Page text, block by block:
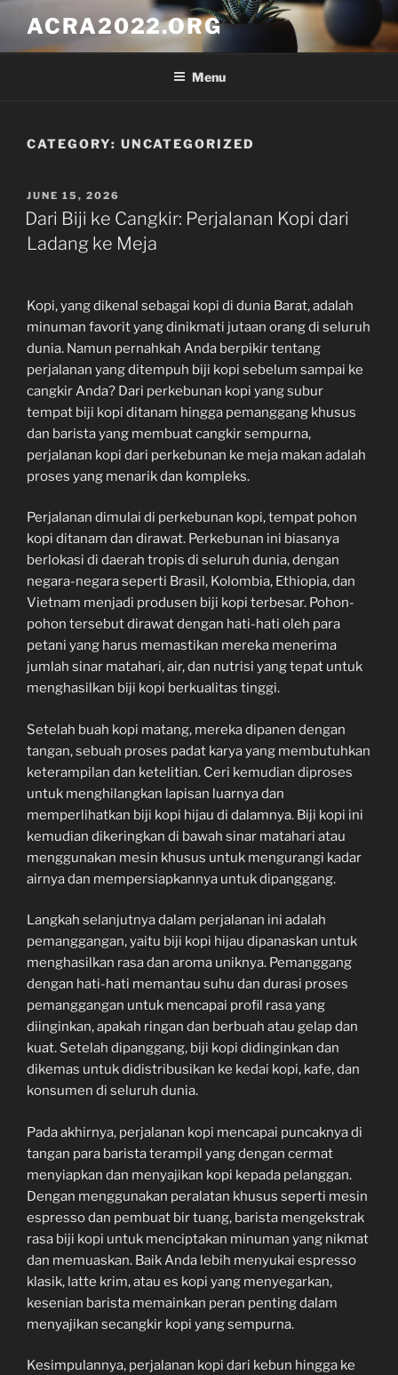
content
ACRA2022.ORG
Menu
CATEGORY: UNCATEGORIZED
POSTED
ON
JUNE 15, 2026
Dari Biji ke Cangkir: Perjalanan Kopi dari
Ladang ke Meja
Kopi, yang dikenal sebagai kopi di dunia Barat, adalah
minuman favorit yang dinikmati jutaan orang di seluruh
dunia. Namun pernahkah Anda berpikir tentang
perjalanan yang ditempuh biji kopi sebelum sampai ke
cangkir Anda? Dari perkebunan kopi yang subur
tempat biji kopi ditanam hingga pemanggang khusus
dan barista yang membuat cangkir sempurna,
perjalanan kopi dari perkebunan ke meja makan adalah
proses yang menarik dan kompleks.
Perjalanan dimulai di perkebunan kopi, tempat pohon
kopi ditanam dan dirawat. Perkebunan ini biasanya
berlokasi di daerah tropis di seluruh dunia, dengan
negara-negara seperti Brasil, Kolombia, Ethiopia, dan
Vietnam menjadi produsen biji kopi terbesar. Pohon-
pohon tersebut dirawat dengan hati-hati oleh para
petani yang harus memastikan mereka menerima
jumlah sinar matahari, air, dan nutrisi yang tepat untuk
menghasilkan biji kopi berkualitas tinggi.
Setelah buah kopi matang, mereka dipanen dengan
tangan, sebuah proses padat karya yang membutuhkan
keterampilan dan ketelitian. Ceri kemudian diproses
untuk menghilangkan lapisan luarnya dan
memperlihatkan biji kopi hijau di dalamnya. Biji kopi ini
kemudian dikeringkan di bawah sinar matahari atau
menggunakan mesin khusus untuk mengurangi kadar
airnya dan mempersiapkannya untuk dipanggang.
Langkah selanjutnya dalam perjalanan ini adalah
pemanggangan, yaitu biji kopi hijau dipanaskan untuk
menghasilkan rasa dan aroma uniknya. Pemanggang
dengan hati-hati memantau suhu dan durasi proses
pemanggangan untuk mencapai profil rasa yang
diinginkan, apakah ringan dan berbuah atau gelap dan
kuat. Setelah dipanggang, biji kopi didinginkan dan
dikemas untuk didistribusikan ke kedai kopi, kafe, dan
konsumen di seluruh dunia.
Pada akhirnya, perjalanan kopi mencapai puncaknya di
tangan para barista terampil yang dengan cermat
menyiapkan dan menyajikan kopi kepada pelanggan.
Dengan menggunakan peralatan khusus seperti mesin
espresso dan pembuat bir tuang, barista mengekstrak
rasa biji kopi untuk menciptakan minuman yang nikmat
dan memuaskan. Baik Anda lebih menyukai espresso
klasik, latte krim, atau es kopi yang menyegarkan,
kesenian barista memainkan peran penting dalam
menyajikan secangkir kopi yang sempurna.
Kesimpulannya, perjalanan kopi dari kebun hingga ke